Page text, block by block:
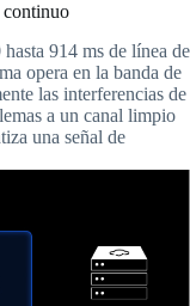
continuo
914 ms de línea de
opera en la banda de
las interferencias de
a un canal limpio
una señal de